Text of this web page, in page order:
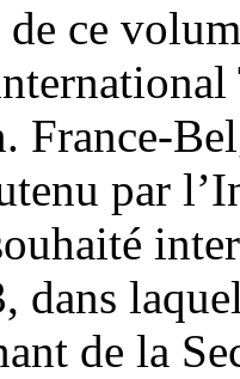
ce
France-
par
dans
de la